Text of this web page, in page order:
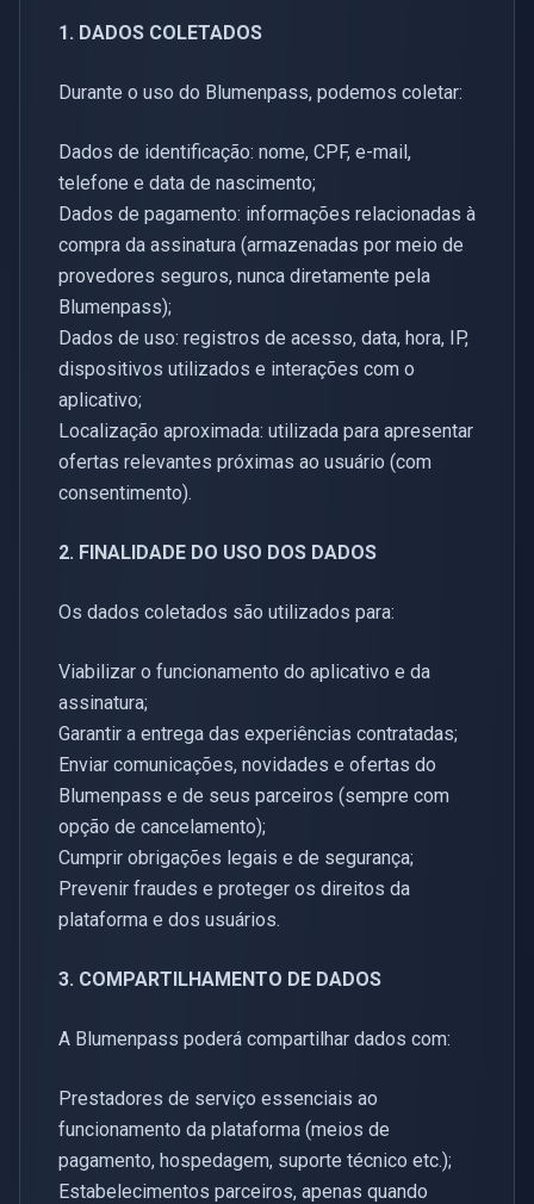
1. DADOS COLETADOS
Durante o uso do Blumenpass, podemos coletar:
Dados de identificação: nome, CPF, e-mail,
telefone e data de nascimento;
Dados de pagamento: informações relacionadas à
compra da assinatura (armazenadas por meio de
provedores seguros, nunca diretamente pela
Blumenpass);
Dados de uso: registros de acesso, data, hora, IP,
dispositivos utilizados e interações com o
aplicativo;
Localização aproximada: utilizada para apresentar
ofertas relevantes próximas ao usuário (com
consentimento).
2. FINALIDADE DO USO DOS DADOS
Os dados coletados são utilizados para:
Viabilizar o funcionamento do aplicativo e da
assinatura;
Garantir a entrega das experiências contratadas;
Enviar comunicações, novidades e ofertas do
Blumenpass e de seus parceiros (sempre com
opção de cancelamento);
Cumprir obrigações legais e de segurança;
Prevenir fraudes e proteger os direitos da
plataforma e dos usuários.
3. COMPARTILHAMENTO DE DADOS
A Blumenpass poderá compartilhar dados com:
Prestadores de serviço essenciais ao
funcionamento da plataforma (meios de
pagamento, hospedagem, suporte técnico etc.);
Estabelecimentos parceiros, apenas quando